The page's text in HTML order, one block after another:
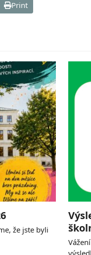
Print
že jste byli